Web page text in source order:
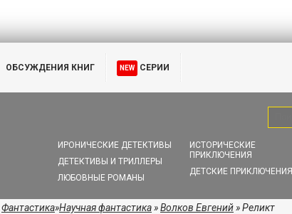
ОБСУЖДЕНИЯ КНИГ NEW СЕРИИ
ИРОНИЧЕСКИЕ ДЕТЕКТИВЫ
ДЕТЕКТИВЫ И ТРИЛЛЕРЫ
ЛЮБОВНЫЕ РОМАНЫ
ИСТОРИЧЕСКИЕ
ПРИКЛЮЧЕНИЯ
ДЕТСКИЕ ПРИКЛЮЧЕНИЯ
Фантастика»Научная фантастика»Волков Евгений» Реликт